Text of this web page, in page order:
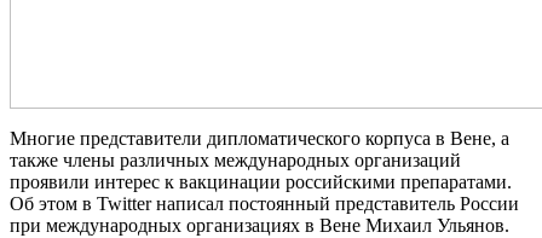
Многие представители дипломатического корпуса в Вене, а
также члены различных международных организаций
проявили интерес к вакцинации российскими препаратами.
Об этом в Twitter написал постоянный представитель России
при международных организациях в Вене Михаил Ульянов.